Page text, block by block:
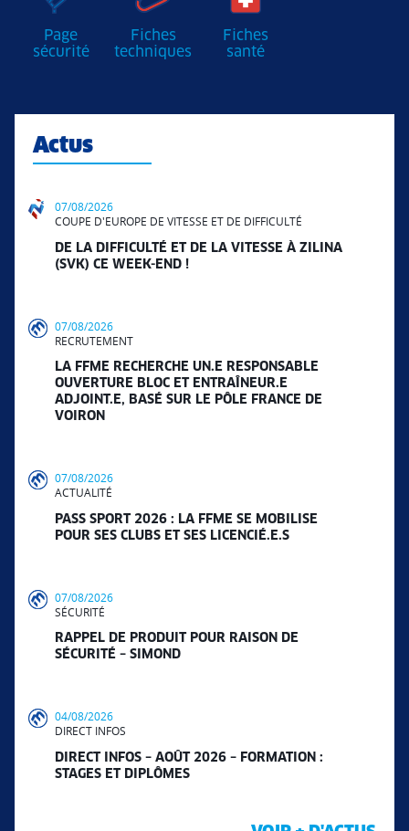
Page
sécurité
Fiches
techniques
Fiches
santé
Actus
07/08/2026
COUPE D'EUROPE DE VITESSE ET DE DIFFICULTÉ
DE LA DIFFICULTÉ ET DE LA VITESSE À ZILINA
(SVK) CE WEEK-END !
07/08/2026
RECRUTEMENT
LA FFME RECHERCHE UN.E RESPONSABLE
OUVERTURE BLOC ET ENTRAÎNEUR.E
ADJOINT.E, BASÉ SUR LE PÔLE FRANCE DE
VOIRON
07/08/2026
ACTUALITÉ
PASS SPORT 2026 : LA FFME SE MOBILISE
POUR SES CLUBS ET SES LICENCIÉ.E.S
07/08/2026
SÉCURITÉ
RAPPEL DE PRODUIT POUR RAISON DE
SÉCURITÉ – SIMOND
04/08/2026
DIRECT INFOS
DIRECT INFOS – AOÛT 2026 – FORMATION :
STAGES ET DIPLÔMES